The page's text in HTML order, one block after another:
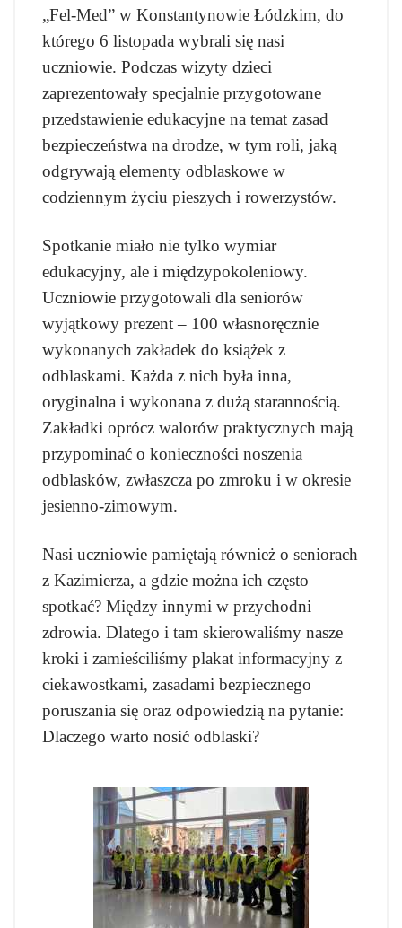
„Fel-Med” w Konstantynowie Łódzkim, do
którego 6 listopada wybrali się nasi
uczniowie. Podczas wizyty dzieci
zaprezentowały specjalnie przygotowane
przedstawienie edukacyjne na temat zasad
bezpieczeństwa na drodze, w tym roli, jaką
odgrywają elementy odblaskowe w
codziennym życiu pieszych i rowerzystów.
Spotkanie miało nie tylko wymiar
edukacyjny, ale i międzypokoleniowy.
Uczniowie przygotowali dla seniorów
wyjątkowy prezent – 100 własnoręcznie
wykonanych zakładek do książek z
odblaskami. Każda z nich była inna,
oryginalna i wykonana z dużą starannością.
Zakładki oprócz walorów praktycznych mają
przypominać o konieczności noszenia
odblasków, zwłaszcza po zmroku i w okresie
jesienno-zimowym.
Nasi uczniowie pamiętają również o seniorach
z Kazimierza, a gdzie można ich często
spotkać? Między innymi w przychodni
zdrowia. Dlatego i tam skierowaliśmy nasze
kroki i zamieściliśmy plakat informacyjny z
ciekawostkami, zasadami bezpiecznego
poruszania się oraz odpowiedzią na pytanie:
Dlaczego warto nosić odblaski?